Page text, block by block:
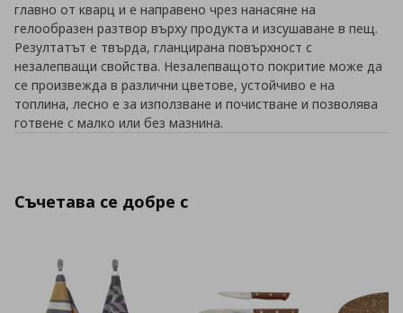
главно от кварц и е направено чрез нанасяне на
гелообразен разтвор върху продукта и изсушаване в пещ.
Резултатът е твърда, гланцирана повърхност с
незалепващи свойства. Незалепващото покритие може да
се произвежда в различни цветове, устойчиво е на
топлина, лесно е за използване и почистване и позволява
готвене с малко или без мазнина.
Съчетава се добре с